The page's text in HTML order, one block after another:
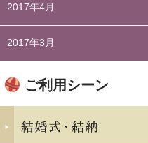
2017年4月
2017年3月
ご利用シーン